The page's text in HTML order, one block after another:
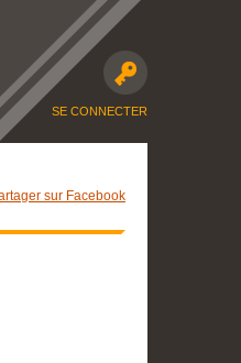
SE CONNECTER
sur Facebook